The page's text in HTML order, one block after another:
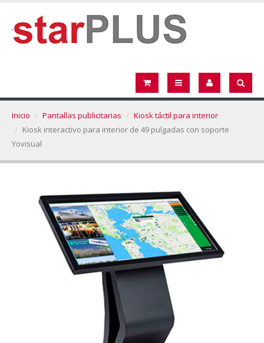
Inicio Pantallas publicitarias
Kiosk táctil para interior
Kiosk interactivo para interior de 49 pulgadas con soporte
Yovisual